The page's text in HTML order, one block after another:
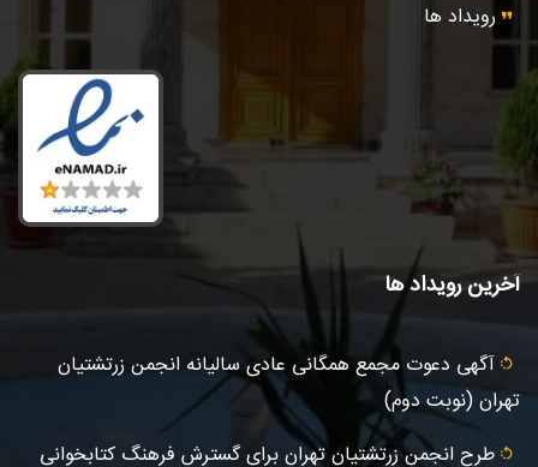
رویداد ها
آخرین رویداد ها
آگهى دعوت مجمع همگانی عادى ساليانه انجمن زرتشتيان
تهران (نوبت دوم)
طرح انجمن زرتشتیان تهران برای گسترش فرهنگ کتابخوانی